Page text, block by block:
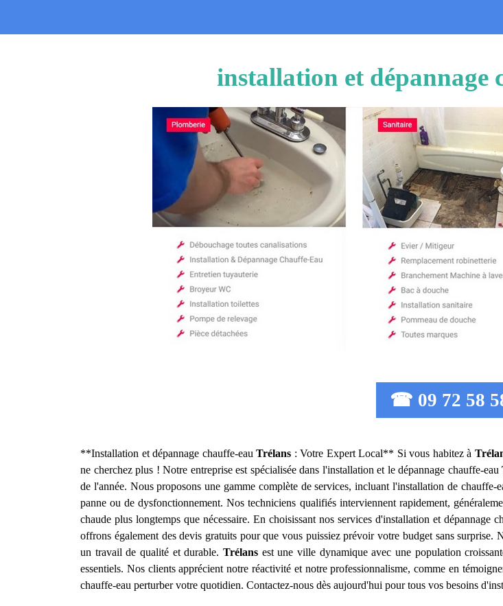
installation et dépannage
☎ 09 72 58
**Installation et dépannage chauffe-eauTrélans : Votre Expert Local** Si vous habitez à
ne cherchez plus ! Notre entreprise est spécialisée dans l'installation et le dépannage chauffe-eau
de l'année. Nous proposons une gamme complète de services, incluant l'installation de
panne ou de dysfonctionnement. Nos techniciens qualifiés interviennent rapidement,
chaude plus longtemps que nécessaire. En choisissant nos services d'installation et dépannage
offrons également des devis gratuits pour que vous puissiez prévoir votre budget sans surprise.
un travail de qualité et durable.Trélans est une ville dynamique avec une population
essentiels. Nos clients apprécient notre réactivité et notre professionnalisme, comme en
chauffe-eau perturber votre quotidien. Contactez-nous dès aujourd'hui pour tous vos besoins